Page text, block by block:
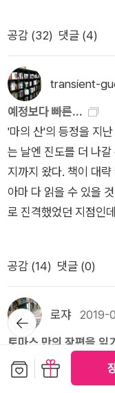
제1차 세계대전이 벌
쓰기 시작하여 1924년
산』의 서문에서 '철저
혔는데, 이 작품이야말
서 그 당시 서구 세계가
적으로 탐구하는 방대한
목에서 풍기는 독특한
설'로도 악명이 높은데,
신 탐구의 온갖 주제들
문이지요. 이 작품이
과 영성주의, 아인슈타
또다른 대표작인 『부
며, 획기적이거나 크나
들(베르크호프 요양원
기가 이어진다는 점
념소설의 진수를 제대
읽을 작품. 미국의 목
렌마트잠자냥님이 극
사이엔 오해가 있다 :
읽었는데 요새는 안읽
생겼다. 9월달에 책을
책을 추가로 주문했다
에는 구매와 독서가 균
어떤 일이 벌어진 것
하게 되는 게 1912년
성한 이후 12년간 정
에서 <마의 산>으로 가
다. 내가 궁금한 것은
편과 달리 장편소설의
로 한다. 특히나 만처
니다. 1905년에 만은
은 시민‘의 방황을 뒤
다. 자신의 결혼생활
9)인데 토마스 만의 장
한‘ 작품이어서 별로
주지 않을까 싶어서다.
거>(1903)나 <베니스
이 작품들에 동성애 코
음‘을 주제로 <베니스
<마의 산>이고 이 장
공감 (32) 댓글 (4)
transient-
예정보다 빠른...
'마의 산'의 등정을 지
는 날엔 진도를 더 나
지까지 왔다. 책이 대
아마 다 읽을 수 있을
로 진격했었던 지점인
매일 조금씩 왔더라면
이번의 등정이 끝이 아
'마의 산'을 다시 읽는
심스러운) 동서문화사
생각이다. 더해서 그간
들을 일정한 부분을
이번의 등정은 여러
공감 (14) 댓글 (0)
로쟈2019-
토마스 만의 장편을 읽
토마스 만의 후기 대
번역본이 나왔다. 이
뒤로가
기